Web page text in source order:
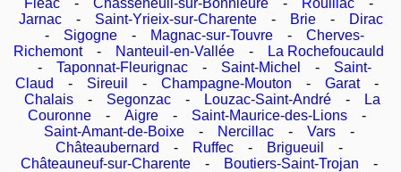
Jarnac- Saint-Yrieix-sur-Charente- Brie-
Dirac
- Sigogne- Magnac-sur-Touvre- Cherves-
Richemont- Nanteuil-en-Vallée -
La Rochefoucauld
- Taponnat-Fleurignac- Saint-Michel - Saint-
Claud
- Sireuil - Champagne-Mouton - Garat-
Chalais - Segonzac - Louzac-Saint-André -
La
Couronne - Aigre - Saint-Maurice-des-Lions -
Saint-Amant-de-Boixe- Nercillac- Vars-
Châteaubernard - Ruffec- Brigueuil
-
Châteauneuf-sur-Charente- Boutiers-Saint-Trojan -